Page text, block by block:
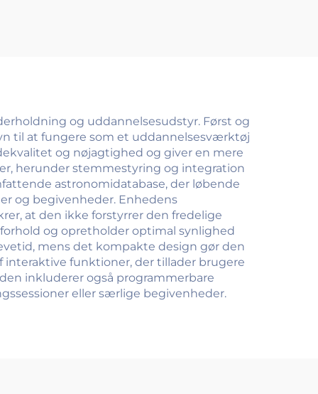
og uddannelsesudstyr. Først og
til at fungere som et uddannelsesværktøj
og nøjagtighed og giver en mere
herunder stemmestyring og integration
astronomidatabase, der løbende
og begivenheder. Enhedens
at den ikke forstyrrer den fredelige
og opretholder optimal synlighed
mens det kompakte design gør den
funktioner, der tillader brugere
inkluderer også programmerbare
eller særlige begivenheder.